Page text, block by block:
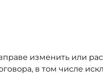
изменить или
в том числе